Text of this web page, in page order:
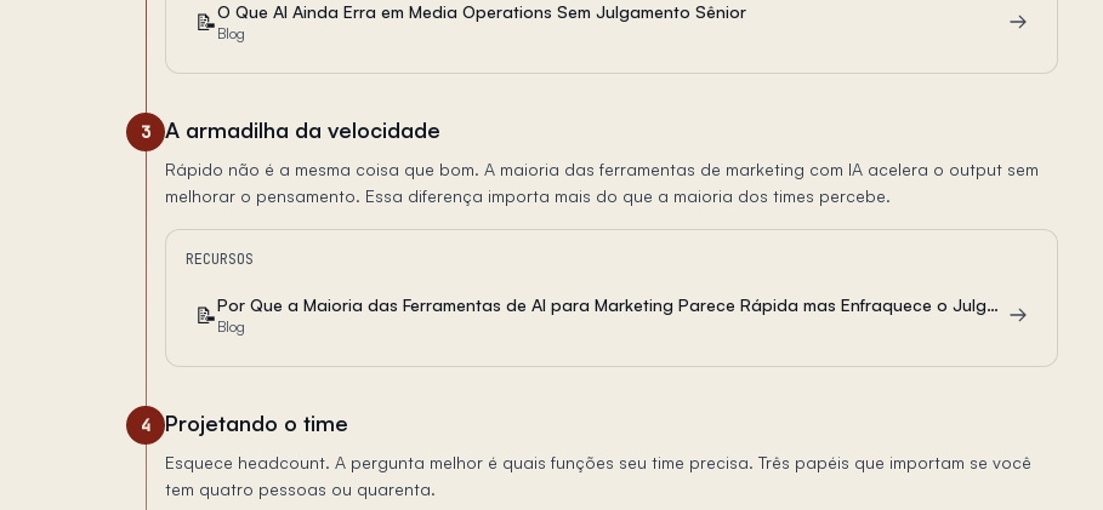
📝O Que AI Ainda Erra em Media Operations Sem Julgamento Sênior
Blog
3 A armadilha da velocidade
Rápido não é a mesma coisa que bom. A maioria das ferramentas de marketing com IA acelera o output sem
melhorar o pensamento. Essa diferença importa mais do que a maioria dos times percebe.
RECURSOS
📝 Por Que a Maioria das Ferramentas de AI para Marketing Parece Rápida mas Enfraquece o Julgamento da Equipe
Blog
4 Projetando o time
Esquece headcount. A pergunta melhor é quais funções seu time precisa. Três papéis que importam se você
tem quatro pessoas ou quarenta.